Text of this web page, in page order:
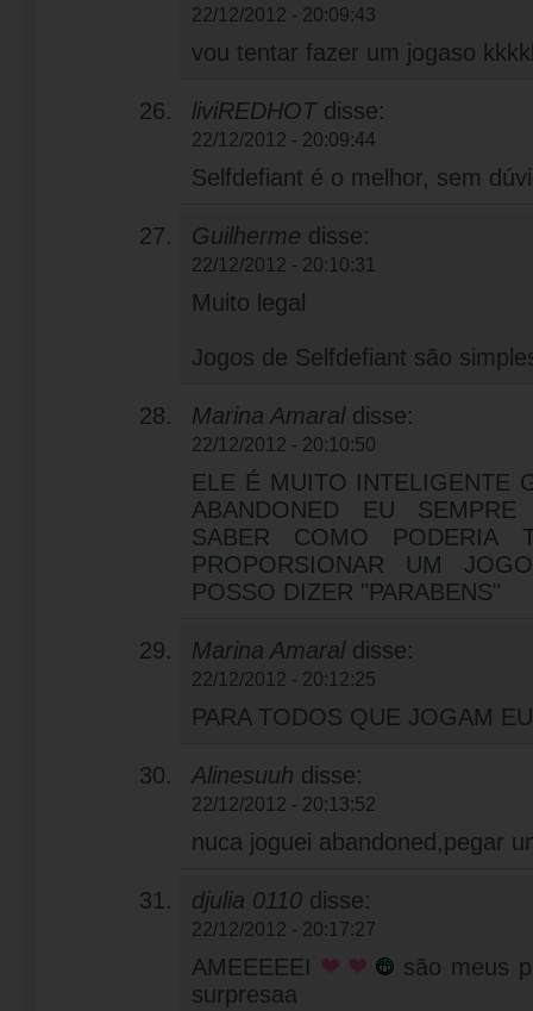
22/12/2012 - 20:09:43
vou tentar fazer um jogaso
liviREDHOT disse:
22/12/2012 - 20:09:44
Selfdefiant é o melhor, sem
Guilherme disse:
22/12/2012 - 20:10:31
Muito legal
Jogos de Selfdefiant são
Marina Amaral disse:
22/12/2012 - 20:10:50
ELE É MUITO INTELIGENTE
ABANDONED EU
SABER COMO PODERIA
PROPORSIONAR UM
POSSO DIZER "PARABENS"
Marina Amaral disse:
22/12/2012 - 20:12:25
PARA TODOS QUE JOGAM
Alinesuuh disse:
22/12/2012 - 20:13:52
nuca joguei abandoned,pegar
djulia 0110 disse:
22/12/2012 - 20:17:27
AMEEEEEI
são meus
surpresaa